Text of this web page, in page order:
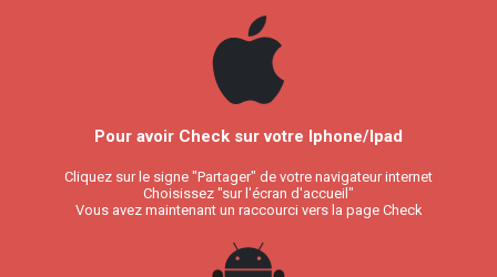
Pour avoir Check sur votre Iphone/Ipad
Cliquez sur le signe "Partager" de votre navigateur internet
Choisissez "sur l'écran d'accueil"
Vous avez maintenant un raccourci vers la page Check